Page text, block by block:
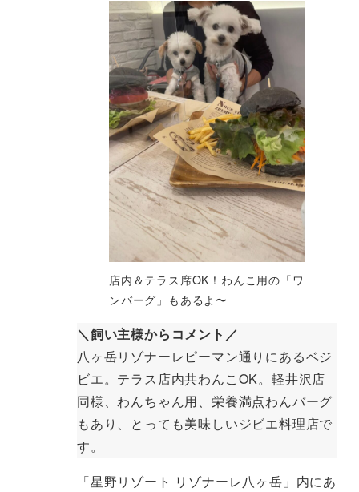
店内＆テラス席OK！わんこ用の「ワ
ンバーグ」もあるよ〜
＼飼い主様からコメント／
八ヶ岳リゾナーレピーマン通りにあるベジ
ビエ。テラス店内共わんこOK。軽井沢店
同様、わんちゃん用、栄養満点わんバーグ
もあり、とっても美味しいジビエ料理店で
す。
「星野リゾート リゾナーレ八ヶ岳」内にあ